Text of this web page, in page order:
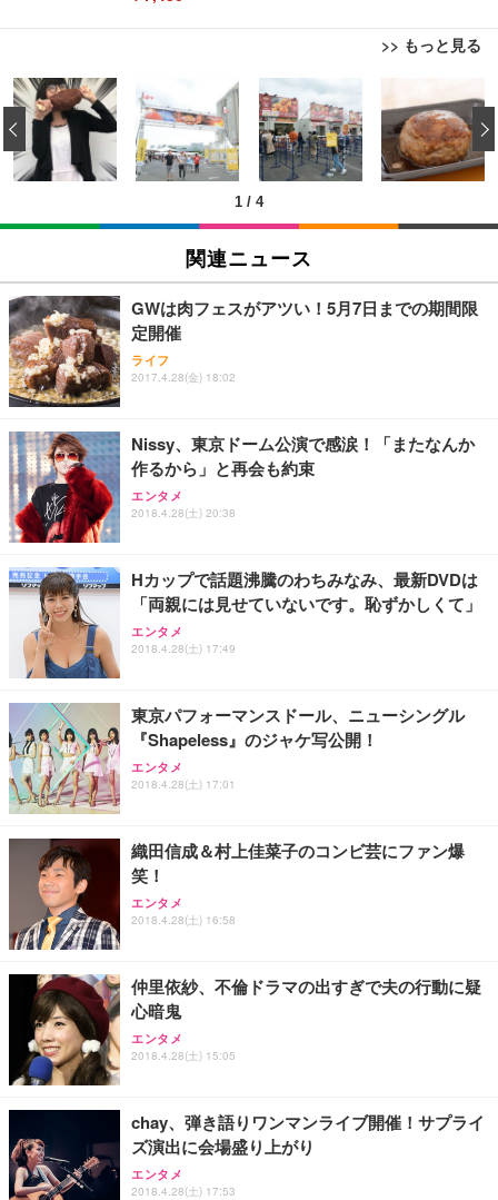
>> もっと見る
[EdoErgo] オフィスチェア 椅子 テレワーク 疲れな
い 跳ね上げ式アームレスト コンパクト 約105度ロッ
キング pc 事務椅子 360度回転 座面昇降 強化ナイロ
ン樹脂ベース 通気性メッシュ 在宅ワーク H-WY01
(黒網+黒枠+黒足)
￥5,699
SIHOO B100 オフィスチェア／デスクチェア メッシ
ュチェア 人間工学 疲れない ブラック
￥27,999
ワーク チェア 強化バックレスト 30度ロッキング機
能 人間工学 椅子 腰サポート 90度跳ね上げ式アーム
務用 おしゃれ パソコンチェア (ブラック)
Sezlife オフィスチェア デスクチェア 疲れない テレ
ワーク チェア 強化バックレスト 30度ロッキング機
能 人間工学 椅子 腰サポート 90度跳ね上げ式アーム
務用 おしゃれ パソコンチェア (ホワイト)
ANDWINT オフィスチェア デスクチェア 肘なし メ
ッシュ 通気性 ランバーサポート付き 腰サポート ガ
ス圧無段階昇降 360度回転 キャスター付き コンパク
EIZO ビジネス向けプレミアムモニター | FlexScan
EV3240X-WT | 31.5型4K UHD・USB Type-C・ホワ
イト
￥105,595
EIZO ビジネス向けプレミアムモニター | FlexScan
￥109,572
【純正品】27"ゲーミングモニター DualSense 充電
フック付き（CFI-ZDM1J）
【整備済み品】Dell E2724HS 27インチ 液晶モニタ
ー フルHD（1920×1080）VA 非光沢 HDMI/DisplayP
ort/VGA スピーカー内蔵 高さ調整 スイベル VESA対
【MiniLED/24.5inch/280Hz/FHD】GRAPHT THE S
HOOTER Gaming Monitor 24” Essential ゲーミン
グモニター QD 24.5インチ 1ms FHD 量子ドット 残
Amazonベーシック ペットシーツ 薄型 レギュラー 1
回使い捨て 無香料 ホワイト 300枚
￥3,373
Amazonベーシック ペットシーツ 厚型 ワイド 42枚
x2袋(84枚) ホワイト(吸収面:ライトブルー)
￥3,234
ネオ・ルーライフ ネオ・オムツ L 中型犬用 26枚入
り 単品
Smart Basic(スマートベーシック) 【Amazon.co.jp
限定】 Smart Basic アイリスオーヤマ ペットシーツ
超厚型 お徳用 ワイド 100枚入 (x 1) (ケース販売)
アイリスオーヤマ ペットシーツ 超厚型 お徳用 レギ
ュラー 200枚入【Amazon.co.jp限定】
1 / 4
‹
関連ニュース
GWは肉フェスがアツい！5月7日までの期間限
定開催
ライフ
2017.4.28(金) 18:02
Nissy、東京ドーム公演で感涙！「またなんか
作るから」と再会も約束
エンタメ
2018.4.28(土) 20:38
Hカップで話題沸騰のわちみなみ、最新DVDは
「両親には見せていないです。恥ずかしくて」
エンタメ
2018.4.28(土) 17:49
東京パフォーマンスドール、ニューシングル
『Shapeless』のジャケ写公開！
エンタメ
2018.4.28(土) 17:01
織田信成＆村上佳菜子のコンビ芸にファン爆
笑！
エンタメ
2018.4.28(土) 16:58
仲里依紗、不倫ドラマの出すぎで夫の行動に疑
心暗鬼
エンタメ
2018.4.28(土) 15:05
chay、弾き語りワンマンライブ開催！サプライ
ズ演出に会場盛り上がり
エンタメ
2018.4.28(土) 17:53